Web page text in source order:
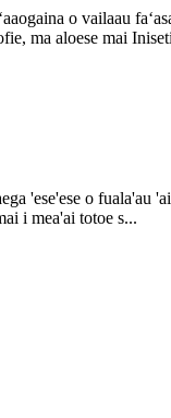
o vailaau
ma aloese mai
'ese'ese o
i mea'ai totoe s...